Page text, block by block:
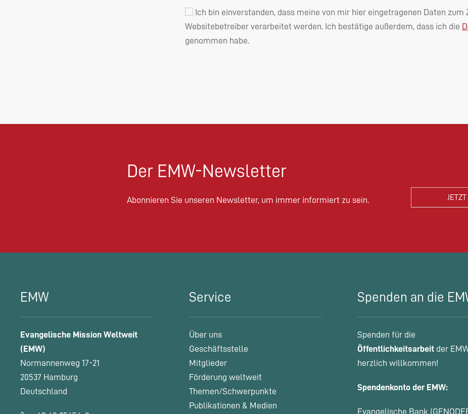
Ich bin einverstanden, dass meine von mir hier eingetragenen Daten
Websitebetreiber verarbeitet werden. Ich bestätige außerdem, dass ich die
genommen habe.
Der EMW-Newsletter
Abonnieren Sie unseren Newsletter, um immer informiert zu sein.
EMW
Evangelische Mission Weltweit
(EMW)
Normannenweg 17-21
20537 Hamburg
Deutschland
Service
Über uns
Geschäftsstelle
Mitglieder
Förderung weltweit
Themen/Schwerpunkte
Publikationen & Medien
Spenden an die
Spenden für die
Öffentlichkeitsarbeit der
herzlich willkommen!
Spendenkonto der EMW:
Evangelische Bank